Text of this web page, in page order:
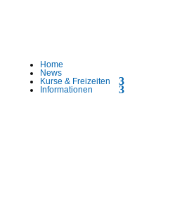
Home
News
Kurse & Freizeiten
Informationen